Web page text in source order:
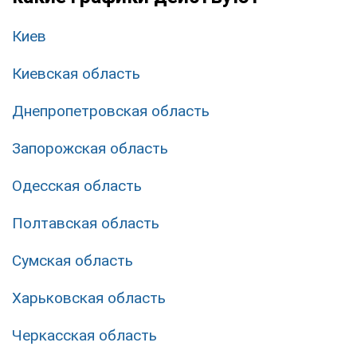
Киев
Киевская область
Днепропетровская область
Запорожская область
Одесская область
Полтавская область
Сумская область
Харьковская область
Черкасская область